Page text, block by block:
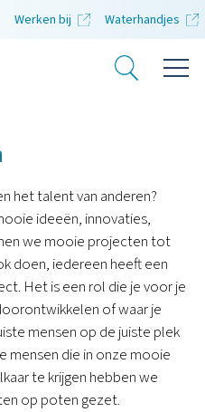
Werken bij Waterhandjes
het talent van anderen?
ideeën, innovaties,
we mooie projecten tot
doen, iedereen heeft een
Het is een rol die je voor je
of waar je
mensen op de juiste plek
mensen die in onze mooie
te krijgen hebben we
op poten gezet.